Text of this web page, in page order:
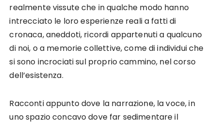
realmente vissute che in qualche modo hanno
intrecciato le loro esperienze reali a fatti di
cronaca, aneddoti, ricordi appartenuti a qualcuno
di noi, o a memorie collettive, come di individui che
si sono incrociati sul proprio cammino, nel corso
dell’esistenza.
Racconti appunto dove la narrazione, la voce, in
uno spazio concavo dove far sedimentare il